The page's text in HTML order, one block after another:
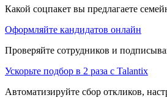
Какой соцпакет вы предлагаете
Оформляйте кандидатов онлайн
Проверяйте сотрудников и
Ускорьте подбор в 2 раза с Talantix
Автоматизируйте сбор откликов,